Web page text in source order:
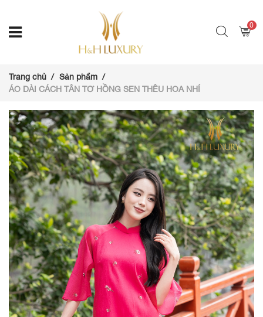
0
Trang chủ
Sản phẩm
ÁO DÀI CÁCH TÂN TƠ HỒNG SEN THÊU HOA NHÍ